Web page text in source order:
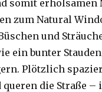
somit erholsamen
zum Natural
und
ein bunter
Plötzlich
die Straße